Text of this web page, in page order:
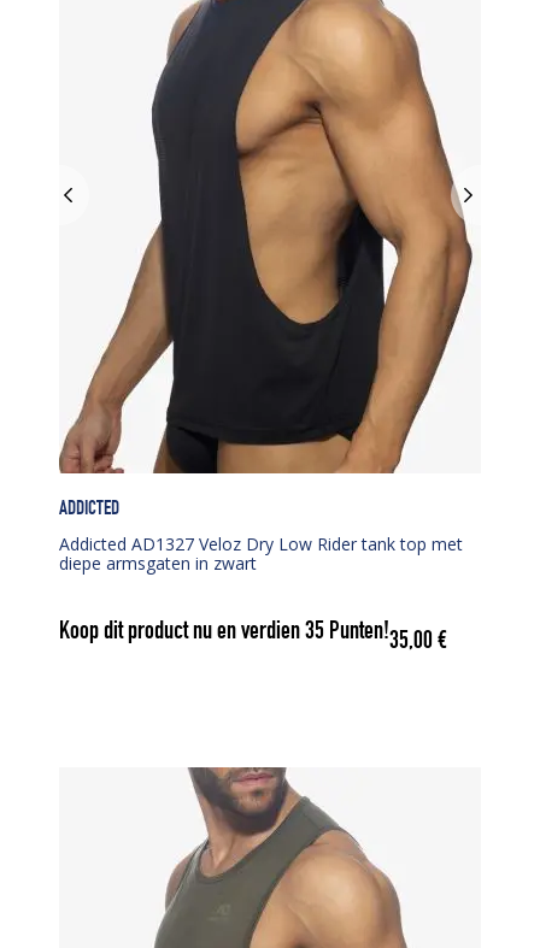
ADDICTED
Addicted AD1327 Veloz Dry Low Rider tank top met
diepe armsgaten in zwart
Koop dit product nu en verdien35 Punten!35,00€